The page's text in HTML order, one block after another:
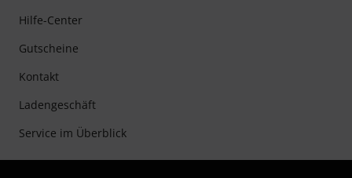
Hilfe-Center
Gutscheine
Kontakt
Ladengeschäft
Service im Überblick